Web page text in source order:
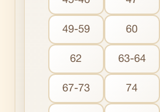
49-59 60
62 63-64
67-73 74